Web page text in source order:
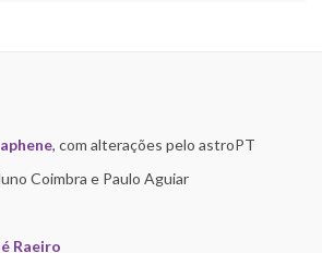
, com alterações pelo astroPT
Coimbra e Paulo Aguiar
Raeiro